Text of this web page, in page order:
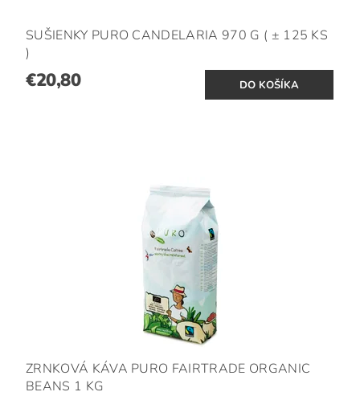
SUŠIENKY PURO CANDELARIA 970 G ( ± 125 KS
)
€20,80
ZRNKOVÁ KÁVA PURO FAIRTRADE ORGANIC
BEANS 1 KG